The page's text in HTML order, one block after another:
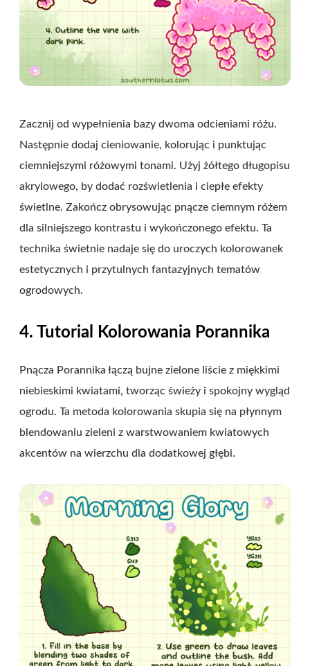
Zacznij od wypełnienia bazy dwoma odcieniami różu.
Następnie dodaj cieniowanie, kolorując i punktując
ciemniejszymi różowymi tonami. Użyj żółtego długopisu
akrylowego, by dodać rozświetlenia i ciepłe efekty
świetlne. Zakończ obrysowując pnącze ciemnym różem
dla silniejszego kontrastu i wykończonego efektu. Ta
technika świetnie nadaje się do uroczych kolorowanek
estetycznych i przytulnych fantazyjnych tematów
ogrodowych.
4. Tutorial Kolorowania Porannika
Pnącza Porannika łączą bujne zielone liście z miękkimi
niebieskimi kwiatami, tworząc świeży i spokojny wygląd
ogrodu. Ta metoda kolorowania skupia się na płynnym
blendowaniu zieleni z warstwowaniem kwiatowych
akcentów na wierzchu dla dodatkowej głębi.